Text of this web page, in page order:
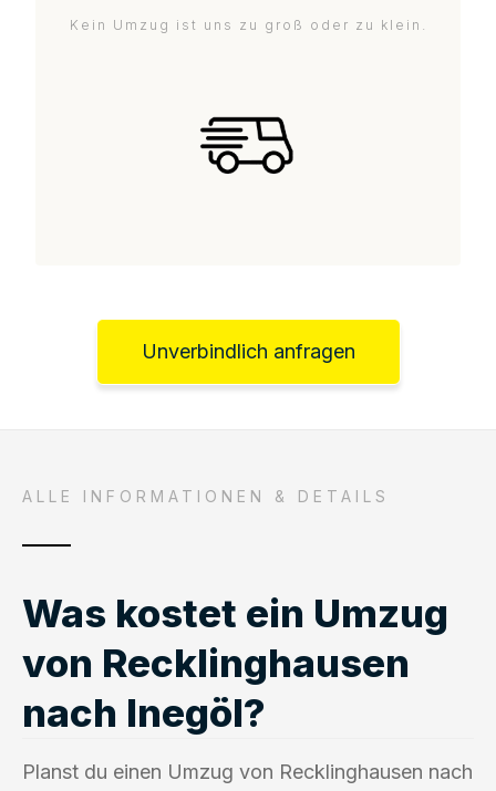
Kein Umzug ist uns zu groß oder zu klein.
Unverbindlich anfragen
ALLE INFORMATIONEN & DETAILS
Was kostet ein Umzug
von Recklinghausen
nach Inegöl?
Planst du einen Umzug von Recklinghausen nach